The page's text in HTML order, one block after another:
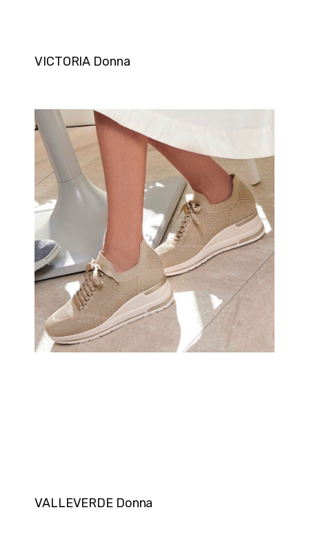
VICTORIA Donna
VALLEVERDE Donna